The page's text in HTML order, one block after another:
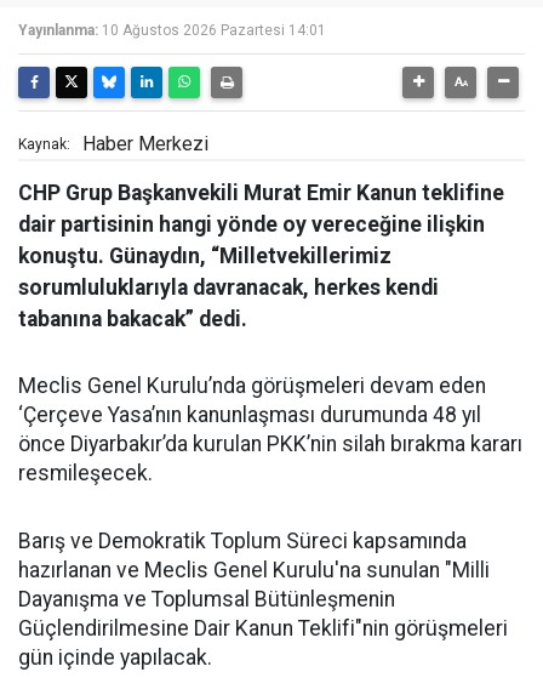
Yayınlanma: 10 Ağustos 2026 Pazartesi 14:01
Kaynak: Haber Merkezi
CHP Grup Başkanvekili Murat Emir Kanun teklifine
dair partisinin hangi yönde oy vereceğine ilişkin
konuştu. Günaydın, “Milletvekillerimiz
sorumluluklarıyla davranacak, herkes kendi
tabanına bakacak” dedi.
Meclis Genel Kurulu’nda görüşmeleri devam eden
‘Çerçeve Yasa’nın kanunlaşması durumunda 48 yıl
önce Diyarbakır’da kurulan PKK’nin silah bırakma kararı
resmileşecek.
Barış ve Demokratik Toplum Süreci kapsamında
hazırlanan ve Meclis Genel Kurulu'na sunulan "Milli
Dayanışma ve Toplumsal Bütünleşmenin
Güçlendirilmesine Dair Kanun Teklifi"nin görüşmeleri
gün içinde yapılacak.